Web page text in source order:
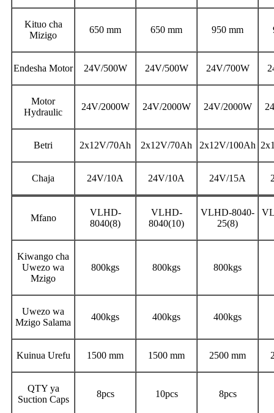
Kituo cha
Mizigo
650 mm 650 mm 950 mm
Endesha Motor 24V/500W 24V/500W 24V/700W
Motor
Hydraulic
24V/2000W 24V/2000W 24V/2000W
Betri 2x12V/70Ah 2x12V/70Ah 2x12V/100Ah
Chaja 24V/10A 24V/10A 24V/15A
Mfano
VLHD-
8040(8)
VLHD-
8040(10)
VLHD-8040-
25(8)
Kiwango cha
Uwezo wa
Mzigo
800kgs 800kgs 800kgs
Uwezo wa
Mzigo Salama
400kgs 400kgs 400kgs
Kuinua Urefu 1500 mm 1500 mm 2500 mm
QTY ya
Suction Caps
8pcs 10pcs 8pcs